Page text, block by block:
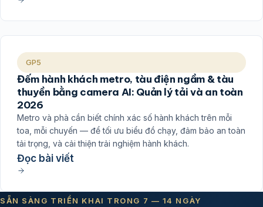
GP5
Đếm hành khách metro, tàu điện ngầm & tàu
thuyền bằng camera AI: Quản lý tải và an toàn
2026
Metro và phà cần biết chính xác số hành khách trên mỗi
toa, mỗi chuyến — để tối ưu biểu đồ chạy, đảm bảo an toàn
tải trọng, và cải thiện trải nghiệm hành khách.
Đọc bài viết
SẴN SÀNG TRIỂN KHAI TRONG 7 — 14 NGÀY